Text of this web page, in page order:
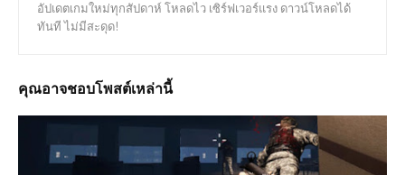
อัปเดตเกมใหม่ทุกสัปดาห์ โหลดไว เซิร์ฟเวอร์แรง ดาวน์โหลดได้
ทันที ไม่มีสะดุด!
คุณอาจชอบโพสต์เหล่านี้